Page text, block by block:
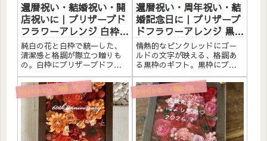
還暦祝い・結婚祝い・開
店祝いに｜プリザーブド
フラワーアレンジ 白枠
〈白〉文字入れ
純白の花と白枠で統一した、
清潔感と格調が際立つ贈りも
の。白枠にプリザーブドフラ
ワーと造花をたっぷりアレン
ジしました。アクリルプレー
トへのメッセージ入れ無料。
自立するので壁かけでも置き
型でも飾れます。こんな方へ
還暦祝い（60歳）のプレゼン
還暦祝い・周年祝い・結
婚記念日に｜プリザーブ
ドフラワーアレンジ 黒枠
〈ピンクレッド〉ゴール
ド文字入れ
情熱的なピンクレッドにゴー
ルドの文字が映える、格調あ
る黒枠のギフト。黒枠にプリ
ザーブドフラワーと造花をた
っぷりアレンジしました。ア
クリルプレートへのメッセー
ジ入れ無料。自立するので壁
かけでも置き型でも飾れま
す。こんな方へ還暦祝い（60
歳）の...
長寿のお祝い（還暦・古希・喜寿・米寿） 長寿のお祝い（還暦・古希・喜寿・米寿）